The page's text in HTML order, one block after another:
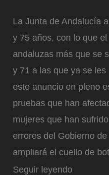
La Junta de Andalucía
y 75 años, con lo que
andaluzas más que se
y 71 a las que ya se
este anuncio en pleno
pruebas que han
mujeres que han
errores del Gobierno
ampliará el cuello de
Seguir leyendo